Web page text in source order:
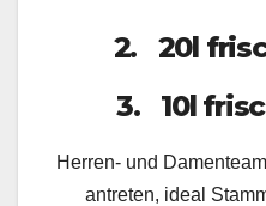
2. 20l
3. 10l
Herren- und
antreten, ideal